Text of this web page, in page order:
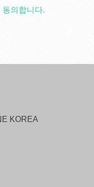
동의합니다.
KOREA